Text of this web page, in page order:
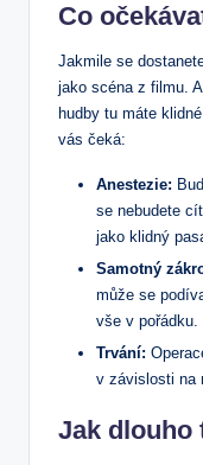
Co
Jakmile se
jako scéna z filmu.
hudby tu máte
vás čeká:
Anestezie:
se nebudete
jako klidný
Samotný
může se
vše v pořádku.
Trvání:
v závislosti na
Jak dlouho